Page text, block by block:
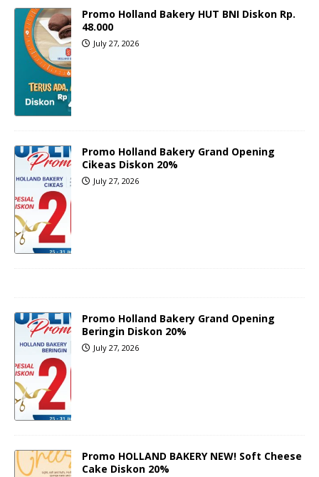
Promo Holland Bakery HUT BNI Diskon Rp.
48.000
July 27, 2026
Promo Holland Bakery Grand Opening
Cikeas Diskon 20%
July 27, 2026
Promo Holland Bakery Grand Opening
Beringin Diskon 20%
July 27, 2026
Promo HOLLAND BAKERY NEW! Soft Cheese
Cake Diskon 20%